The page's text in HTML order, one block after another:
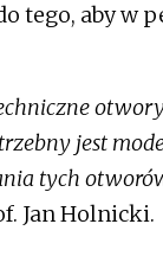
tego, aby w
jest
tych
Jan Holnicki.